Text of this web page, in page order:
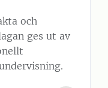
och
ges ut av